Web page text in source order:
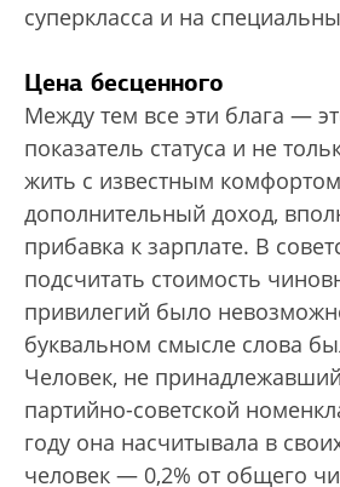
суперкласса и на
Цена бесценного
Между тем все эти блага —
показатель статуса и не
жить с известным
дополнительный доход,
прибавка к зарплате. В
подсчитать стоимость
привилегий было
буквальном смысле слова
Человек, не
партийно-советской
году она насчитывала в
человек — 0,2% от общего